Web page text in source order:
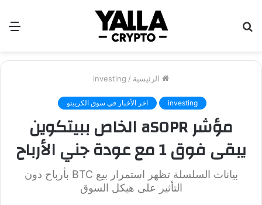
الرئيسية /
investing
investing اخر الأخبار في سوق الكريبتو
مؤشر aSOPR الخاص ببيتكوين
يبقى فوق 1 مع عودة جني الأرباح
بيانات السلسلة تظهر استمرار بيع BTC بأرباح دون
التأثير على هيكل السوق